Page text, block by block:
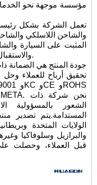
مؤسسة موجهة نحو
تعمل الشركة بشكل
المثبت على السيارة
والاستقبال اللاسلكي وإمدادات الطاقة المتنقلة.
جودة المنتج هي الضمانة
تحقيق أرباح للعملاء
الشعور بالمسؤولية
الولايات المتحدة
والبرازيل وسلوفاكيا
قبل العملاء، وحصلت